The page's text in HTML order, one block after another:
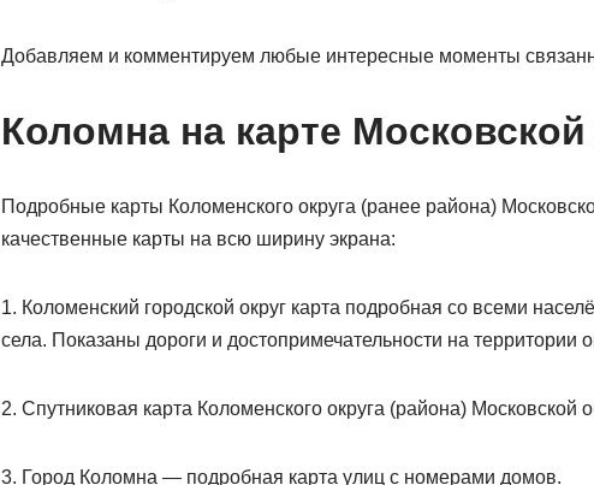
Добавляем и комментируем любые интересные моменты
Коломна на карте
Подробные карты Коломенского округа (ранее района)
качественные карты на всю ширину экрана:
1. Коломенский городской округ карта подробная со всеми
села. Показаны дороги и достопримечательности на территории
2. Спутниковая карта Коломенского округа (района)
3. Город Коломна — подробная карта улиц с номерами домов.